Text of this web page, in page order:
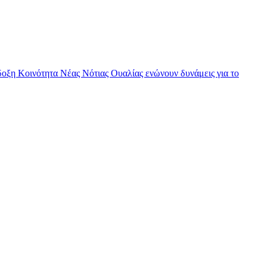
Κοινότητα Νέας Νότιας Ουαλίας ενώνουν δυνάμεις για το